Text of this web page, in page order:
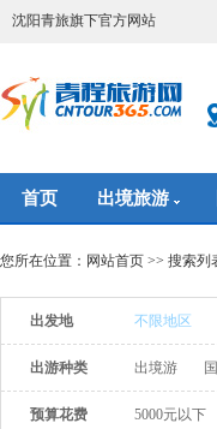
沈阳青旅旗下官方网站
首页 出境旅游
您所在位置： 网站首页 >> 搜索列
出发地 不限地区
出游种类 出境游
预算花费 5000元以下